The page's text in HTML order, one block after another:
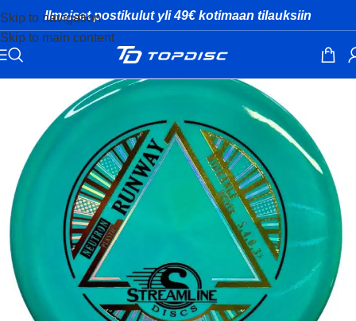
Skip to navigation
Skip to main content
Ilmaiset postikulut yli 49€ kotimaan tilauksiin